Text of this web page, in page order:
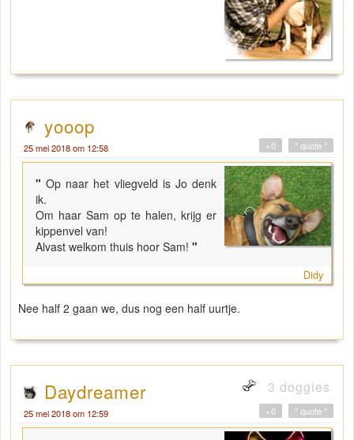
yooop
25 mei 2018 om 12:58 " quote "
+0
"Op naar het vliegveld is Jo denk
ik.
Om haar Sam op te halen, krijg er
kippenvel van!
Alvast welkom thuis hoor Sam! "
Didy
Nee half 2 gaan we, dus nog een half uurtje.
Daydreamer 3 doggies
25 mei 2018 om 12:59 " quote "
+0